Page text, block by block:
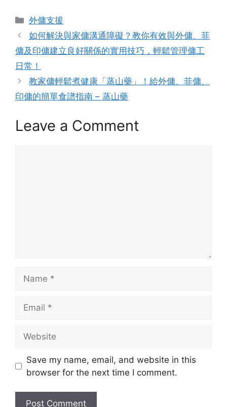
Categories
外傭支援
如何解決與家傭溝通障礙？教你有效與外傭、菲
傭及印傭建立良好關係的實用技巧，輕鬆管理傭工
日常！
教家傭輕鬆煮健康「蒸山藥」！給外傭、菲傭、
印傭的簡單食譜指南 – 蒸山藥
Leave a Comment
Save my name, email, and website in this
browser for the next time I comment.